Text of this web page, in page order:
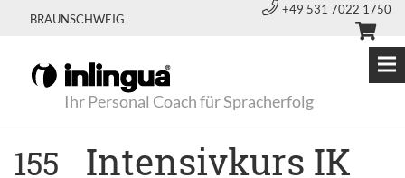
BRAUNSCHWEIG
+49 531 7022 1750
Ihr Personal Coach für Spracherfolg
155 Intensivkurs IK